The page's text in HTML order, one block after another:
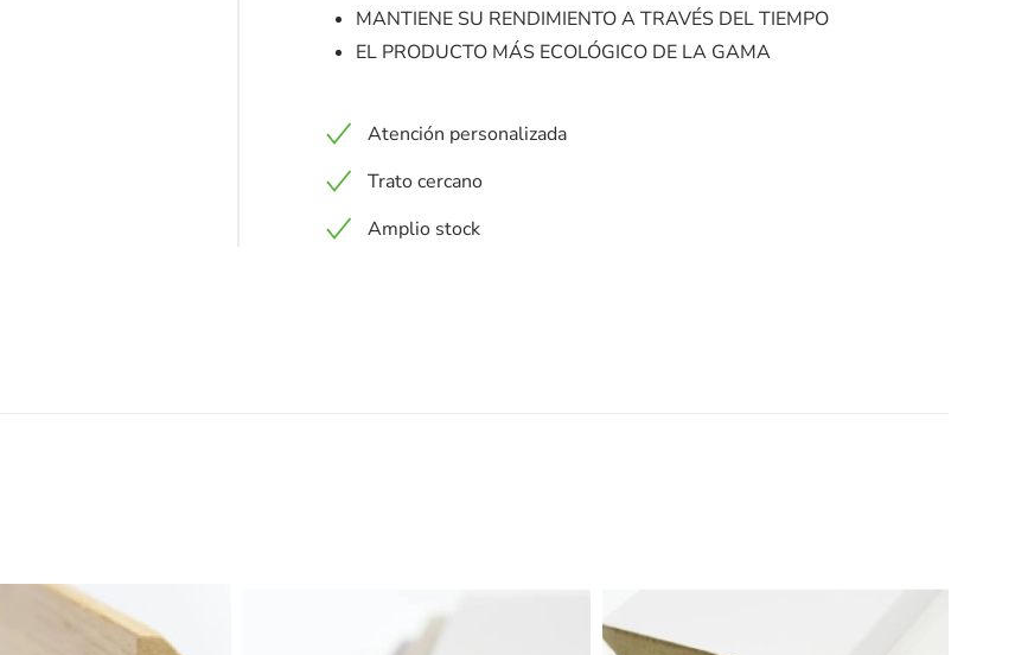
MANTIENE SU RENDIMIENTO A TRAVÉS DEL TIEMPO
EL PRODUCTO MÁS ECOLÓGICO DE LA GAMA
Atención personalizada
Trato cercano
Amplio stock